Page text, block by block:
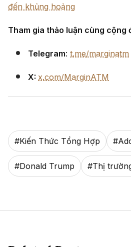
đến khủng hoảng
Tham gia thảo luận cùng cộng
Telegram: t.me/marginatm
X: x.com/MarginATM
#Kiến Thức Tổng Hợp #
#Donald Trump #Thị